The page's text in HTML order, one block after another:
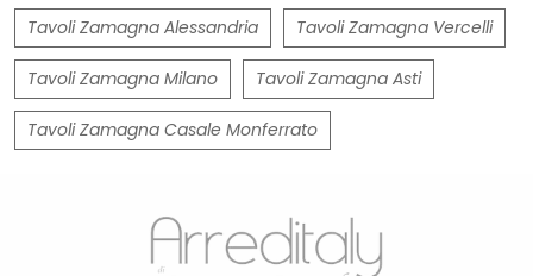
Tavoli Zamagna Alessandria Tavoli Zamagna Vercelli
Tavoli Zamagna Milano Tavoli Zamagna Asti
Tavoli Zamagna Casale Monferrato